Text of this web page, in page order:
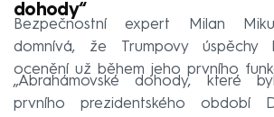
dohody“
Bezpečnostní expert Milan
domnívá, že Trumpovy úspěchy
ocenění už během jeho prvního
„Abrahámovské dohody, které
prvního prezidentského období